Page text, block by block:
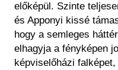
előképül. Szinte
és Apponyi kissé
hogy a semleges
elhagyja a fényképen
képviselőházi